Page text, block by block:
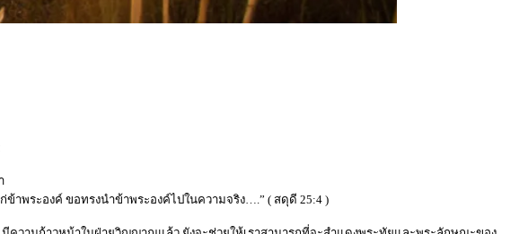
าพระองค์ ขอทรงนำข้าพระองค์ไปในความจริง….” ( สดุดี 25:4 )